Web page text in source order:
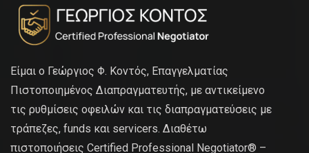
Είμαι ο Γεώργιος Φ. Κοντός, Επαγγελματίας
Πιστοποιημένος Διαπραγματευτής, με αντικείμενο
τις ρυθμίσεις οφειλών και τις διαπραγματεύσεις με
τράπεζες, funds και servicers. Διαθέτω
πιστοποιήσεις Certified Professional Negotiator® –